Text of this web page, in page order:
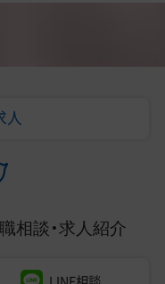
人
相談・求人紹介